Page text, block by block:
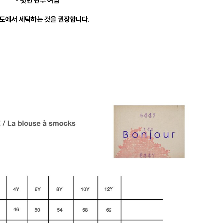
에서 세탁하는 것을 권장합니다.